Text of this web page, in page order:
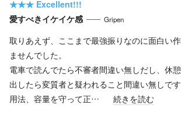
★★★ Excellent!!!
愛すべきイケイケ感
Gripen
取りあえず、ここまで最強振りなのに面白い
ませんでした。
電車で読んでたら不審者間違い無しだし、休
出したら変質者と疑われること間違い無しです
用法、容量を守って正…
続きを読む